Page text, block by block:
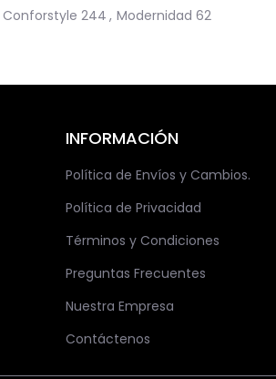
Conforstyle 244 , Modernidad 62
INFORMACIÓN
Política de Envíos y Cambios.
Política de Privacidad
Términos y Condiciones
Preguntas Frecuentes
Nuestra Empresa
Contáctenos